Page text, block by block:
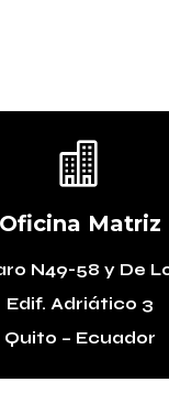

Oficina Matriz
N49-58 y De
Edif. Adriático 3
Quito – Ecuador